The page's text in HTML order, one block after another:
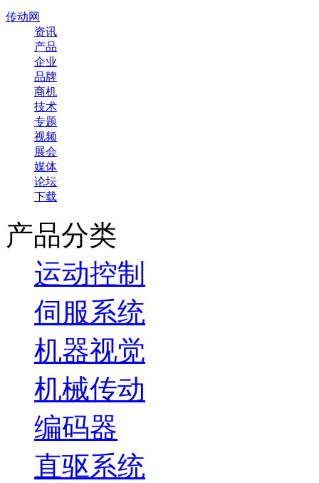
传动网
资讯
产品
企业
品牌
商机
技术
专题
视频
展会
媒体
论坛
下载
产品分类
运动控制
伺服系统
机器视觉
机械传动
编码器
直驱系统